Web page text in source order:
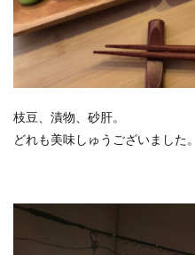
枝豆、漬物、砂肝。
どれも美味しゅうございました。